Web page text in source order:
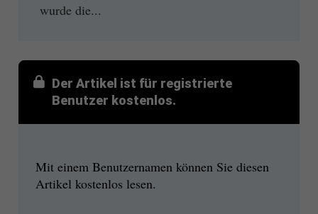
wurde die...
Der Artikel ist für registrierte
Benutzer kostenlos.
Mit einem Benutzernamen können Sie diesen
Artikel kostenlos lesen.